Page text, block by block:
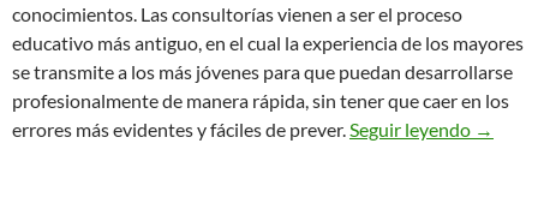
conocimientos. Las consultorías vienen a ser el proceso
educativo más antiguo, en el cual la experiencia de los mayores
se transmite a los más jóvenes para que puedan desarrollarse
profesionalmente de manera rápida, sin tener que caer en los
errores más evidentes y fáciles de prever. Seguir leyendo Qué
→